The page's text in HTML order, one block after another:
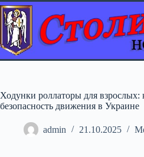
Перейти
до
вмісту
Ходунки роллаторы для взрослых:
безопасность движения в Украине
admin 21.10.2025